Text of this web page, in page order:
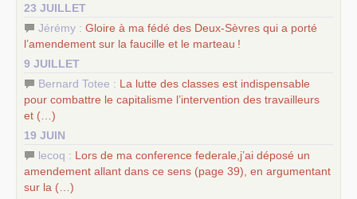
d’Europe
–lescinq chantiers pour contribuer au débat sur le projet
communiste
23 JUILLET
Jérémy : Gloire à ma fédé des Deux-Sèvres qui a porté
l’amendement sur la faucille et le marteau !
9 JUILLET
Bernard Totee : La lutte des classes est indispensable
pour combattre le capitalisme l’intervention des travailleurs
et (…)
19 JUIN
lecoq : Lors de ma conference federale,j’ai déposé un
amendement allant dans ce sens (page 39), en argumentant
sur la (…)